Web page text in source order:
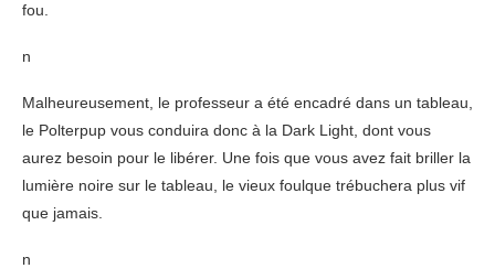
fou.
n
Malheureusement, le professeur a été encadré dans un tableau,
le Polterpup vous conduira donc à la Dark Light, dont vous
aurez besoin pour le libérer. Une fois que vous avez fait briller la
lumière noire sur le tableau, le vieux foulque trébuchera plus vif
que jamais.
n